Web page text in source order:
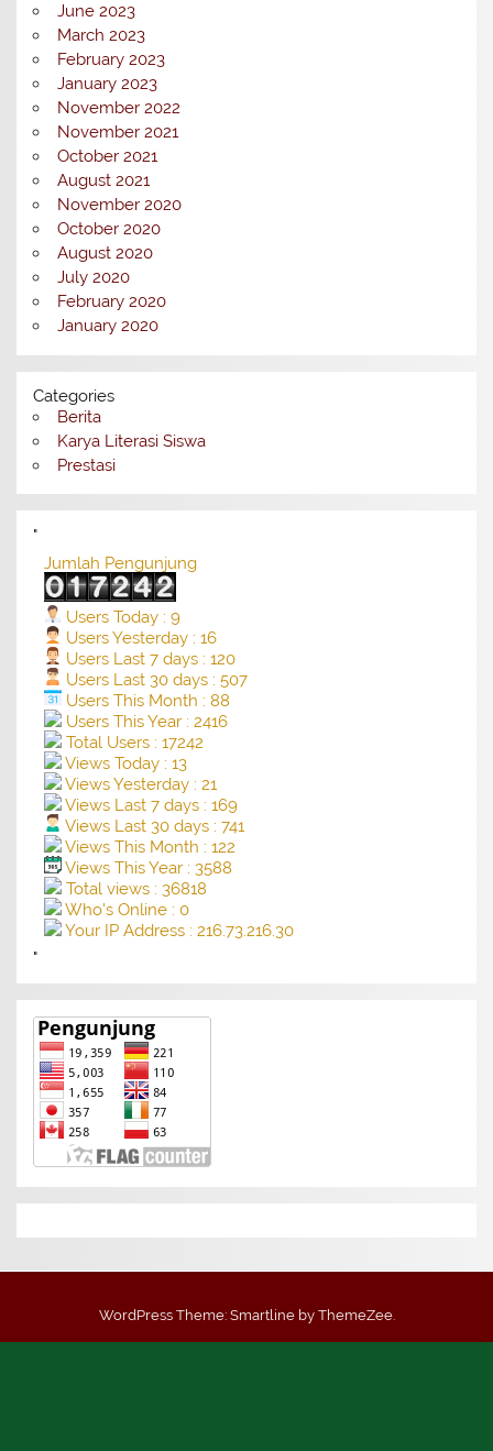
June 2023
March 2023
February 2023
January 2023
November 2022
November 2021
October 2021
August 2021
November 2020
October 2020
August 2020
July 2020
February 2020
January 2020
Categories
Berita
Karya Literasi Siswa
Prestasi
"
Jumlah Pengunjung
Users Today : 9
Users Yesterday : 16
Users Last 7 days : 120
Users Last 30 days : 507
Users This Month : 88
Users This Year : 2416
Total Users : 17242
Views Today : 13
Views Yesterday : 21
Views Last 7 days : 169
Views Last 30 days : 741
Views This Month : 122
Views This Year : 3588
Total views : 36818
Who's Online : 0
Your IP Address : 216.73.216.30
"
WordPress Theme: Smartline by ThemeZee.